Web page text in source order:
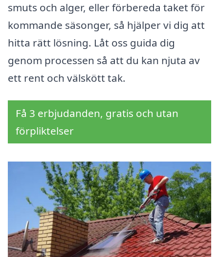
smuts och alger, eller förbereda taket för
kommande säsonger, så hjälper vi dig att
hitta rätt lösning. Låt oss guida dig
genom processen så att du kan njuta av
ett rent och välskött tak.
Få 3 erbjudanden, gratis och utan
förpliktelser